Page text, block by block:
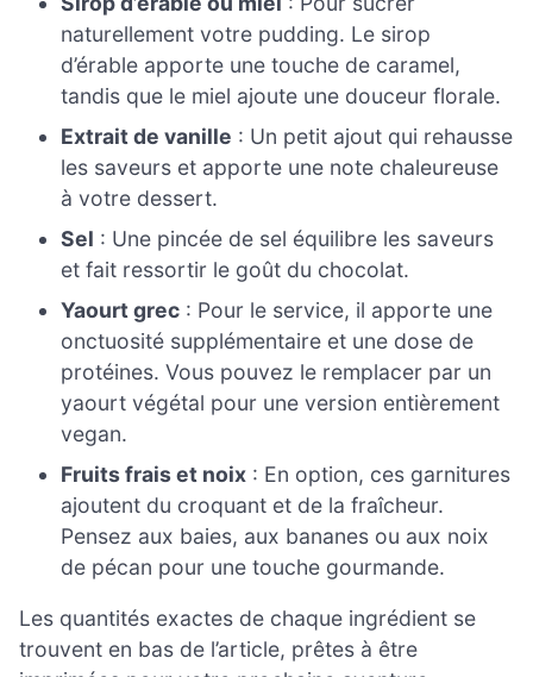
naturellement votre pudding. Le sirop
d’érable apporte une touche de caramel,
tandis que le miel ajoute une douceur florale.
Extrait de vanille : Un petit ajout qui rehausse
les saveurs et apporte une note chaleureuse
à votre dessert.
Sel : Une pincée de sel équilibre les saveurs
et fait ressortir le goût du chocolat.
Yaourt grec : Pour le service, il apporte une
onctuosité supplémentaire et une dose de
protéines. Vous pouvez le remplacer par un
yaourt végétal pour une version entièrement
vegan.
Fruits frais et noix : En option, ces garnitures
ajoutent du croquant et de la fraîcheur.
Pensez aux baies, aux bananes ou aux noix
de pécan pour une touche gourmande.
Les quantités exactes de chaque ingrédient se
trouvent en bas de l’article, prêtes à être